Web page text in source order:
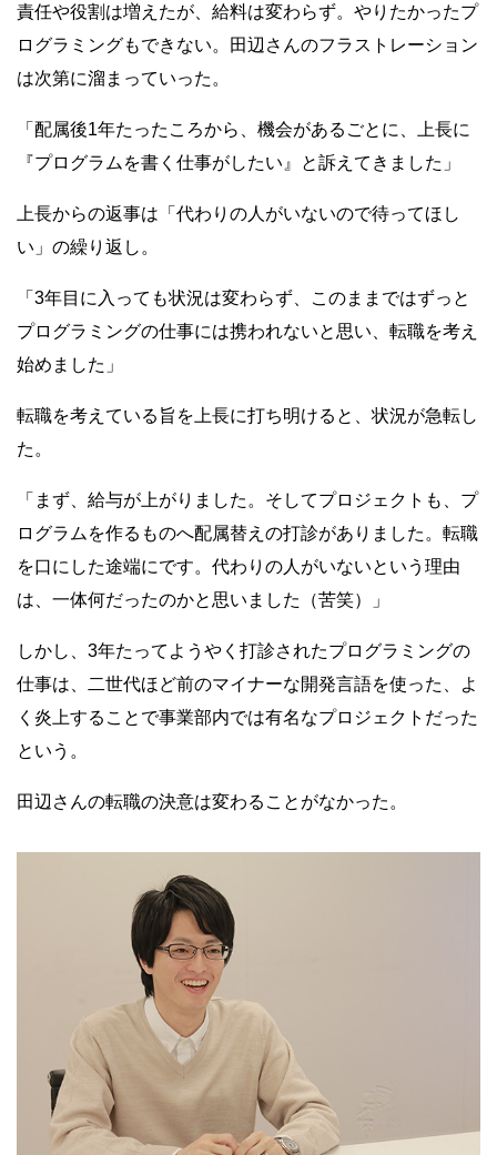
責任や役割は増えたが、給料は変わらず。やりたかったプ
ログラミングもできない。田辺さんのフラストレーション
は次第に溜まっていった。
「配属後1年たったころから、機会があるごとに、上長に
『プログラムを書く仕事がしたい』と訴えてきました」
上長からの返事は「代わりの人がいないので待ってほし
い」の繰り返し。
「3年目に入っても状況は変わらず、このままではずっと
プログラミングの仕事には携われないと思い、転職を考え
始めました」
転職を考えている旨を上長に打ち明けると、状況が急転し
た。
「まず、給与が上がりました。そしてプロジェクトも、プ
ログラムを作るものへ配属替えの打診がありました。転職
を口にした途端にです。代わりの人がいないという理由
は、一体何だったのかと思いました（苦笑）」
しかし、3年たってようやく打診されたプログラミングの
仕事は、二世代ほど前のマイナーな開発言語を使った、よ
く炎上することで事業部内では有名なプロジェクトだった
という。
田辺さんの転職の決意は変わることがなかった。